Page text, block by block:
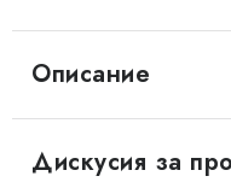
Описание
Дискусия за